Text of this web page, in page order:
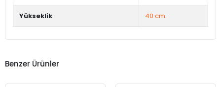
Yükseklik 40 cm.
Benzer Ürünler